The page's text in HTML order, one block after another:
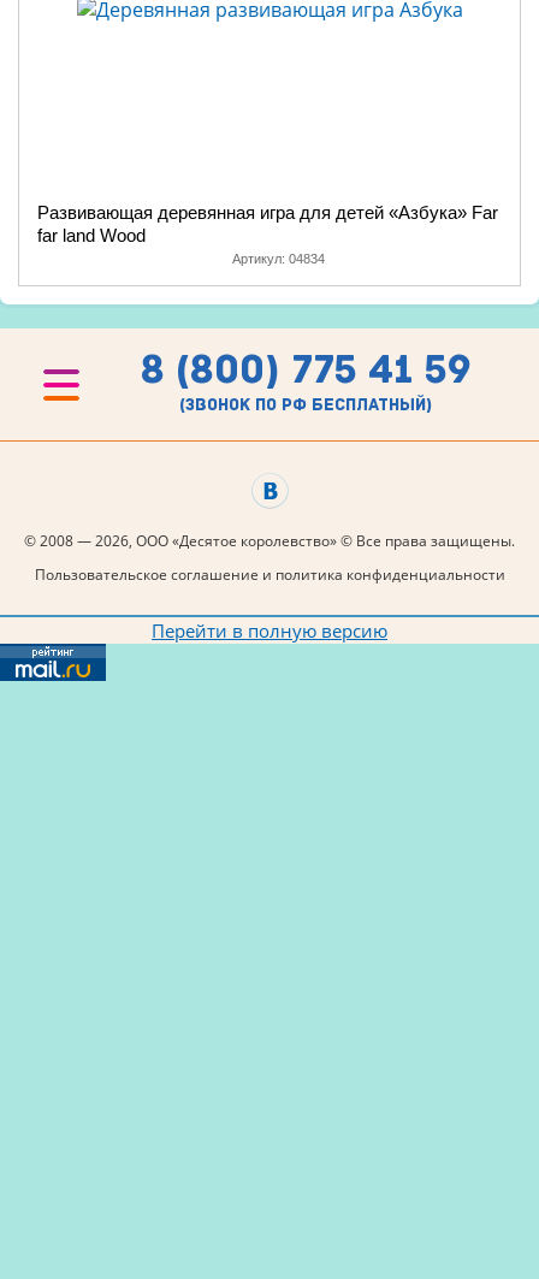
Развивающая деревянная игра для детей «Азбука» Far
far land Wood
Артикул: 04834
8 (800) 775 41 59
(звонок по рф бесплатный)
© 2008 — 2026, ООО «Десятое королевство» © Все права защищены.
Пользовательское соглашение и политика конфиденциальности
Перейти в полную версию